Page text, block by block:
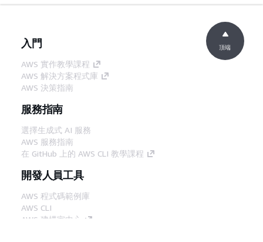
入門
AWS 實作教學課程
AWS 解決方案程式庫
AWS 決策指南
服務指南
選擇生成式 AI 服務
AWS 服務指南
在 GitHub 上的 AWS CLI 教學課程
開發人員工具
AWS 程式碼範例庫
AWS CLI
AWS 建構家中心
頂端